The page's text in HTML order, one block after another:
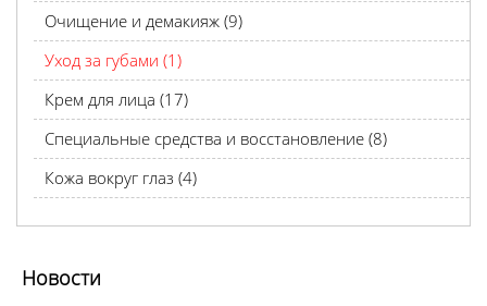
Очищение и демакияж (9)
Уход за губами (1)
Крем для лица (17)
Специальные средства и восстановление (8)
Кожа вокруг глаз (4)
Новости